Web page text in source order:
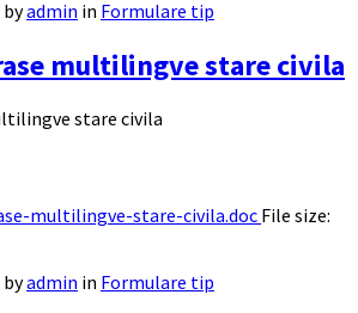
byadmin in Formulare tip
multilingve stare civila
stare civila
multilingve-stare-civila.doc File size:
byadmin in Formulare tip